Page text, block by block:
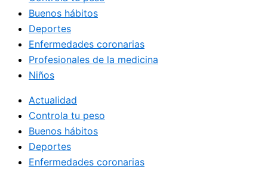
Buenos hábitos
Deportes
Enfermedades coronarias
Profesionales de la medicina
Niños
Actualidad
Controla tu peso
Buenos hábitos
Deportes
Enfermedades coronarias